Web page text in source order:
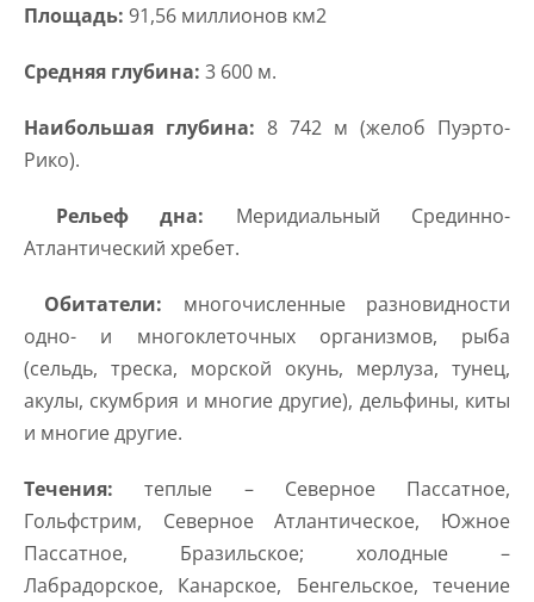
Площадь: 91,56 миллионов км2
Средняя глубина: 3 600 м.
Наибольшая глубина: 8 742 м (желоб Пуэрто-
Рико).
Рельеф дна: Меридиальный Срединно-
Атлантический хребет.
Обитатели: многочисленные разновидности
одно- и многоклеточных организмов, рыба
(сельдь, треска, морской окунь, мерлуза, тунец,
акулы, скумбрия и многие другие), дельфины, киты
и многие другие.
Течения: теплые – Северное Пассатное,
Гольфстрим, Северное Атлантическое, Южное
Пассатное, Бразильское; холодные –
Лабрадорское, Канарское, Бенгельское, течение